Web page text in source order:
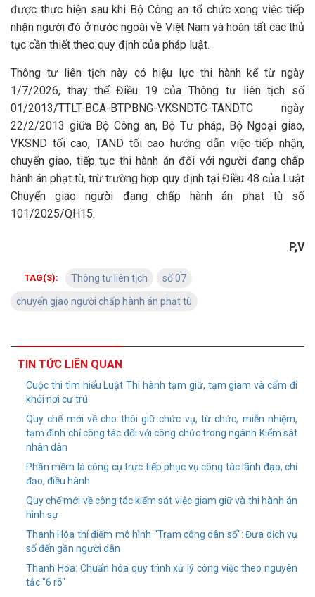
được thực hiện sau khi Bộ Công an tổ chức xong việc tiếp
nhận người đó ở nước ngoài về Việt Nam và hoàn tất các thủ
tục cần thiết theo quy định của pháp luật.
Thông tư liên tịch này có hiệu lực thi hành kể từ ngày
1/7/2026, thay thế Điều 19 của Thông tư liên tịch số
01/2013/TTLT-BCA-BТРBNG-VKSNDTC-TANDTC ngày
22/2/2013 giữa Bộ Công an, Bộ Tư pháp, Bộ Ngoại giao,
VKSND tối cao, TAND tối cao hướng dẫn việc tiếp nhận,
chuyển giao, tiếp tục thi hành án đối với người đang chấp
hành án phạt tù, trừ trường hợp quy định tại Điều 48 của Luật
Chuyển giao người đang chấp hành án phạt tù số
101/2025/QH15.
P,V
TAG(S): Thông tư liên tịch số 07
chuyển gjao người chấp hành án phạt tù
TIN TỨC LIÊN QUAN
Cuộc thi tìm hiểu Luật Thi hành tạm giữ, tạm giam và cấm đi
khỏi nơi cư trú
Quy chế mới về cho thôi giữ chức vụ, từ chức, miễn nhiệm,
tạm đình chỉ công tác đối với công chức trong ngành Kiểm sát
nhân dân
Phần mềm là công cụ trực tiếp phục vụ công tác lãnh đạo, chỉ
đạo, điều hành
Quy chế mới về công tác kiểm sát việc giam giữ và thi hành án
hình sự
Thanh Hóa thí điểm mô hình "Trạm công dân số": Đưa dịch vụ
số đến gần người dân
Thanh Hóa: Chuẩn hóa quy trình xử lý công việc theo nguyên
tắc "6 rõ"